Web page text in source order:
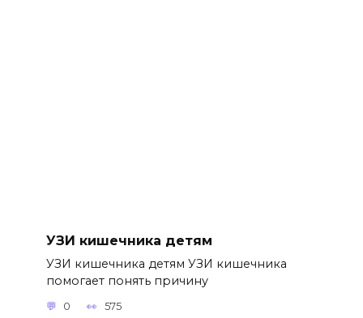
УЗИ кишечника детям
УЗИ кишечника детям УЗИ кишечника
помогает понять причину
0 575